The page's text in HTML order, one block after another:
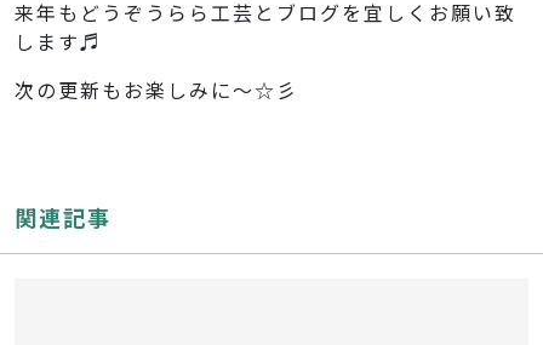
来年もどうぞうらら工芸とブログを宜しくお願い致
します♬
次の更新もお楽しみに～☆彡
関連記事